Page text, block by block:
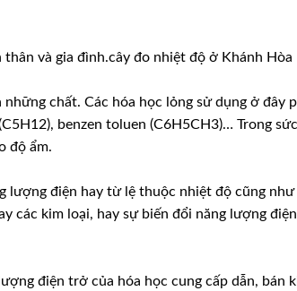
và gia đình.cây đo nhiệt độ ở Khánh Hòa
chất. Các hóa học lỏng sử dụng ở đây
benzen toluen (C6H5CH3)… Trong sức
độ ẩm.
lượng điện hay từ lệ thuộc nhiệt độ cũng như
các kim loại, hay sự biến đổi năng lượng điện
điện trở của hóa học cung cấp dẫn, bán